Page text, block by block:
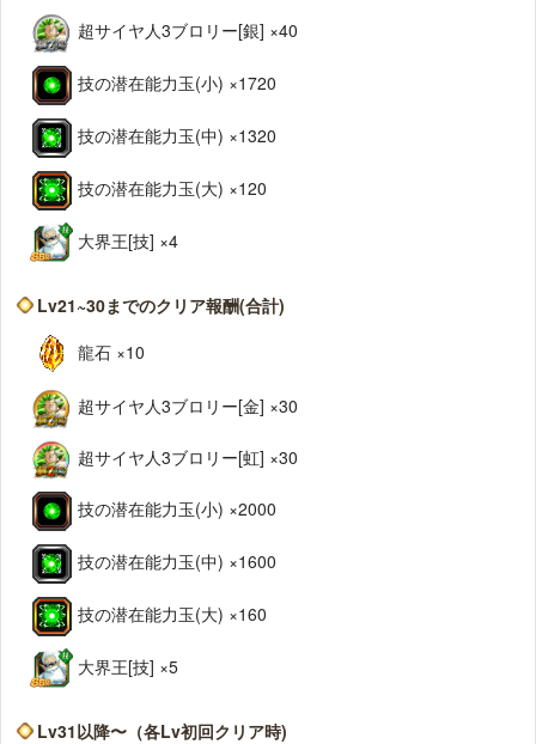
超サイヤ人3ブロリー[銀] ×40
技の潜在能力玉(小) ×1720
技の潜在能力玉(中) ×1320
技の潜在能力玉(大) ×120
大界王[技] ×4
Lv21~30までのクリア報酬(合計)
龍石 ×10
超サイヤ人3ブロリー[金] ×30
超サイヤ人3ブロリー[虹] ×30
技の潜在能力玉(小) ×2000
技の潜在能力玉(中) ×1600
技の潜在能力玉(大) ×160
大界王[技] ×5
Lv31以降〜（各Lv初回クリア時)